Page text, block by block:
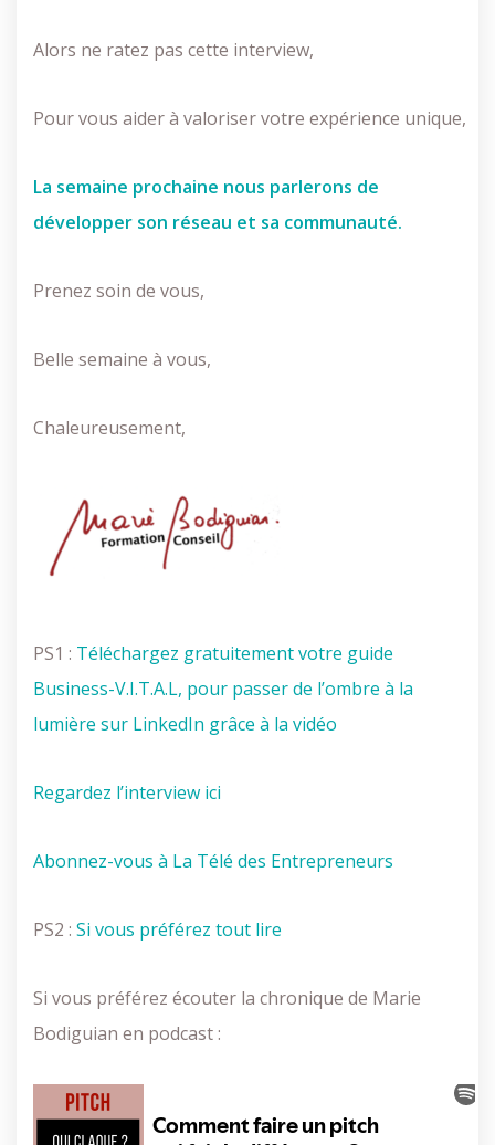
Alors ne ratez pas cette interview,
Pour vous aider à valoriser votre expérience unique,
La semaine prochaine nous parlerons de
développer son réseau et sa communauté.
Prenez soin de vous,
Belle semaine à vous,
Chaleureusement,
PS1 : Téléchargez gratuitement votre guide
Business-V.I.T.A.L, pour passer de l’ombre à la
lumière sur LinkedIn grâce à la vidéo
Regardez l’interview ici
Abonnez-vous à La Télé des Entrepreneurs
PS2 : Si vous préférez tout lire
Si vous préférez écouter la chronique de Marie
Bodiguian en podcast :